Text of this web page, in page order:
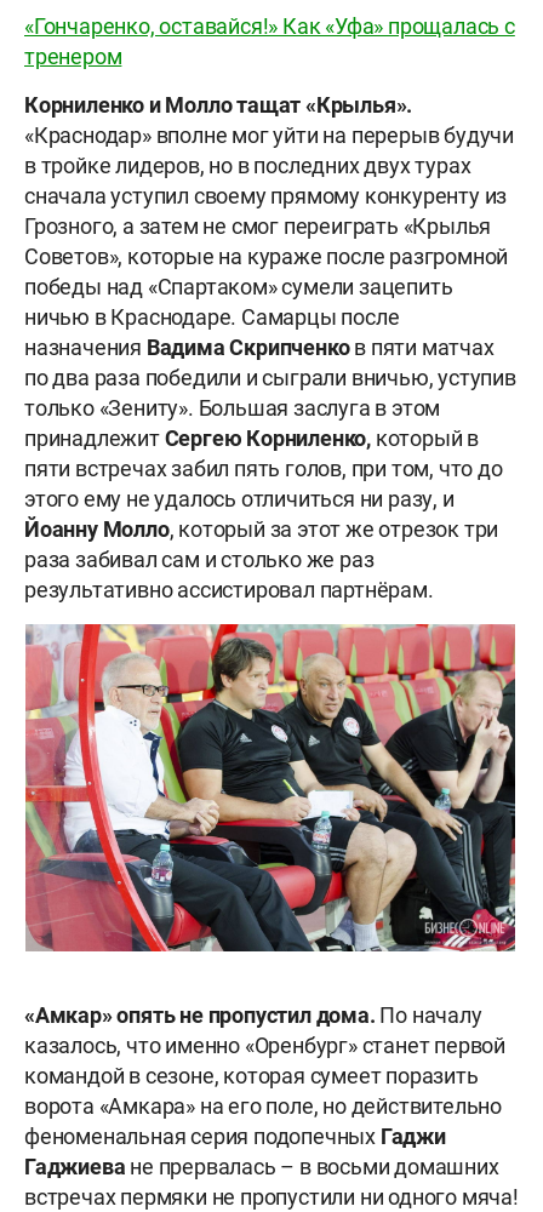
«Гончаренко, оставайся!» Как «Уфа» прощалась с
тренером
Корниленко и Молло тащат «Крылья».
«Краснодар» вполне мог уйти на перерыв будучи
в тройке лидеров, но в последних двух турах
сначала уступил своему прямому конкуренту из
Грозного, а затем не смог переиграть «Крылья
Советов», которые на кураже после разгромной
победы над «Спартаком» сумели зацепить
ничью в Краснодаре. Самарцы после
назначения Вадима Скрипченков пяти матчах
по два раза победили и сыграли вничью, уступив
только «Зениту». Большая заслуга в этом
принадлежитСергею Корниленко, который в
пяти встречах забил пять голов, при том, что до
этого ему не удалось отличиться ни разу, и
Йоанну Молло, который за этот же отрезок три
раза забивал сам и столько же раз
результативно ассистировал партнёрам.
«Амкар» опять не пропустил дома. По началу
казалось, что именно «Оренбург» станет первой
командой в сезоне, которая сумеет поразить
ворота «Амкара» на его поле, но действительно
феноменальная серия подопечных Гаджи
Гаджиева не прервалась – в восьми домашних
встречах пермяки не пропустили ни одного мяча!